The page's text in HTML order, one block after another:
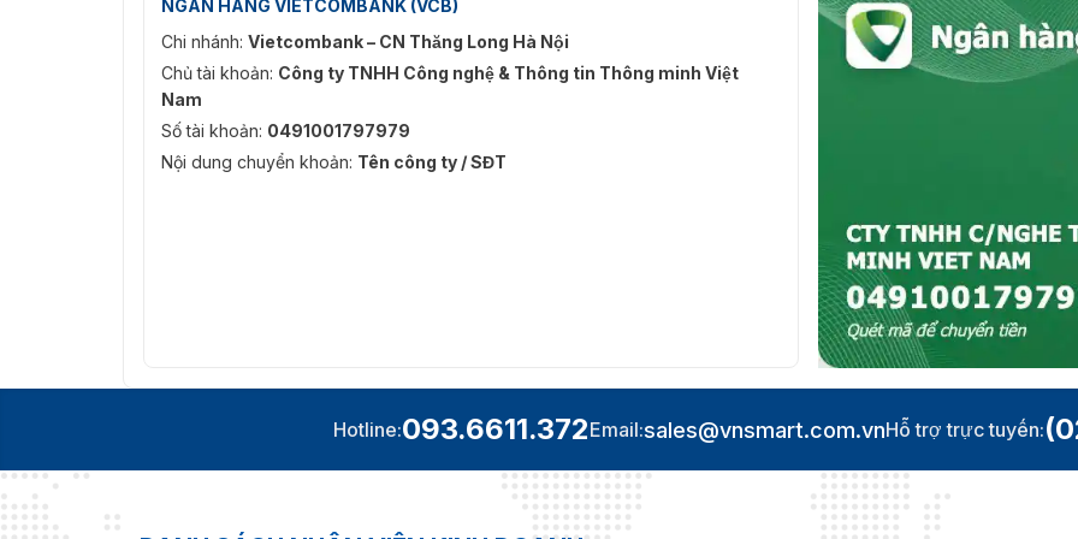
NGÂN HÀNG VIETCOMBANK (VCB)
Chi nhánh: Vietcombank – CN Thăng Long Hà Nội
Chủ tài khoản: Công ty TNHH Công nghệ & Thông tin Thông minh Việt
Nam
Số tài khoản: 0491001797979
Nội dung chuyển khoản: Tên công ty / SĐT
Hotline:093.6611.372Email:sales@vnsmart.com.vnHỗ trợ trực tuyến: